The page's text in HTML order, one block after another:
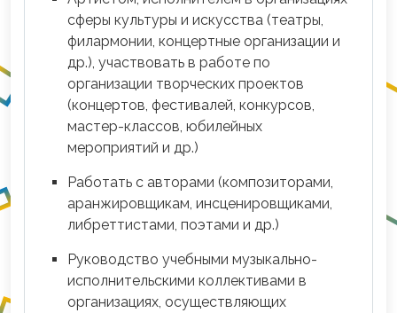
сферы культуры и искусства (театры,
филармонии, концертные организации и
др.), участвовать в работе по
организации творческих проектов
(концертов, фестивалей, конкурсов,
мастер-классов, юбилейных
мероприятий и др.)
Работать с авторами (композиторами,
аранжировщикам, инсценировщиками,
либреттистами, поэтами и др.)
Руководство учебными музыкально-
исполнительскими коллективами в
организациях, осуществляющих